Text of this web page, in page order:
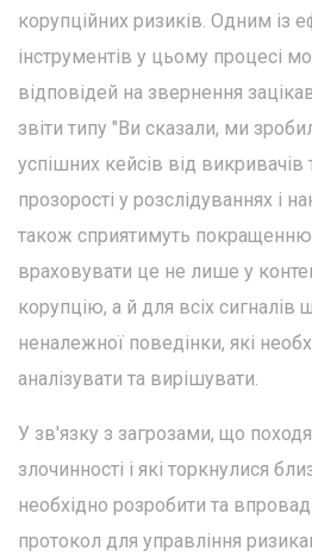
корупційних ризиків. Одним із
інструментів у цьому процесі
відповідей на звернення
звіти типу "Ви сказали, ми
успішних кейсів від викривачів
прозорості у розслідуваннях і
також сприятимуть
враховувати це не лише у
корупцію, а й для всіх сигналів
неналежної поведінки, які
аналізувати та вирішувати.
У зв'язку з загрозами, що
злочинності і які торкнулися
необхідно розробити та
протокол для управління